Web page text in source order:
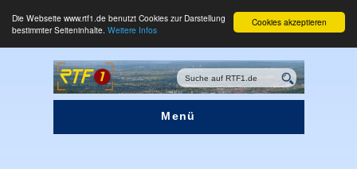
Cookies akzeptieren
Die Webseite www.rtf1.de benutzt Cookies zur Darstellung
bestimmter Seiteninhalte. Weitere Infos
Menü